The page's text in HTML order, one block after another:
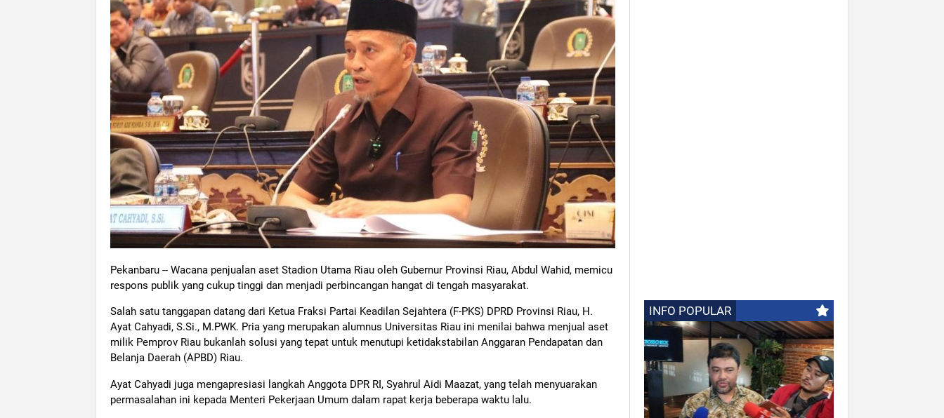
Pekanbaru -- Wacana penjualan aset Stadion Utama Riau oleh Gubernur Provinsi Riau, Abdul Wahid, memicu
respons publik yang cukup tinggi dan menjadi perbincangan hangat di tengah masyarakat.
Salah satu tanggapan datang dari Ketua Fraksi Partai Keadilan Sejahtera (F-PKS) DPRD Provinsi Riau, H.
Ayat Cahyadi, S.Si., M.PWK. Pria yang merupakan alumnus Universitas Riau ini menilai bahwa menjual aset
milik Pemprov Riau bukanlah solusi yang tepat untuk menutupi ketidakstabilan Anggaran Pendapatan dan
Belanja Daerah (APBD) Riau.
Ayat Cahyadi juga mengapresiasi langkah Anggota DPR RI, Syahrul Aidi Maazat, yang telah menyuarakan
permasalahan ini kepada Menteri Pekerjaan Umum dalam rapat kerja beberapa waktu lalu.
INFO POPULAR